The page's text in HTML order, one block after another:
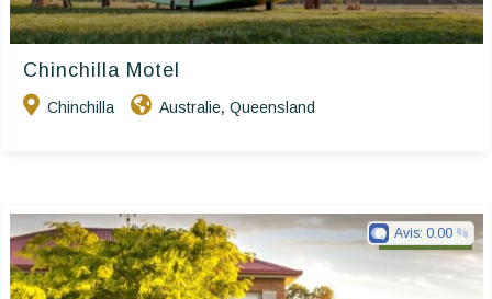
Chinchilla Motel
Chinchilla Australie, Queensland
Golden Chain
Avis: 0.00